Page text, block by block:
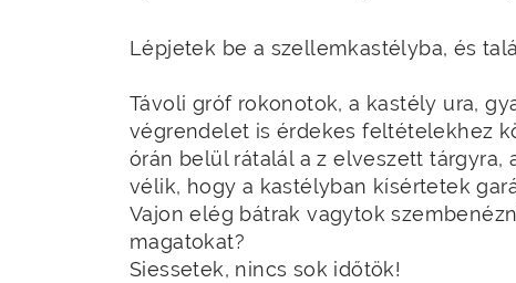
Lépjetek be a szellemkastélyba, és
Távoli gróf rokonotok, a kastély ura,
végrendelet is érdekes feltételekhez
órán belül rátalál a z elveszett tárgyra,
vélik, hogy a kastélyban kísértetek
Vajon elég bátrak vagytok
magatokat?
Siessetek, nincs sok időtök!